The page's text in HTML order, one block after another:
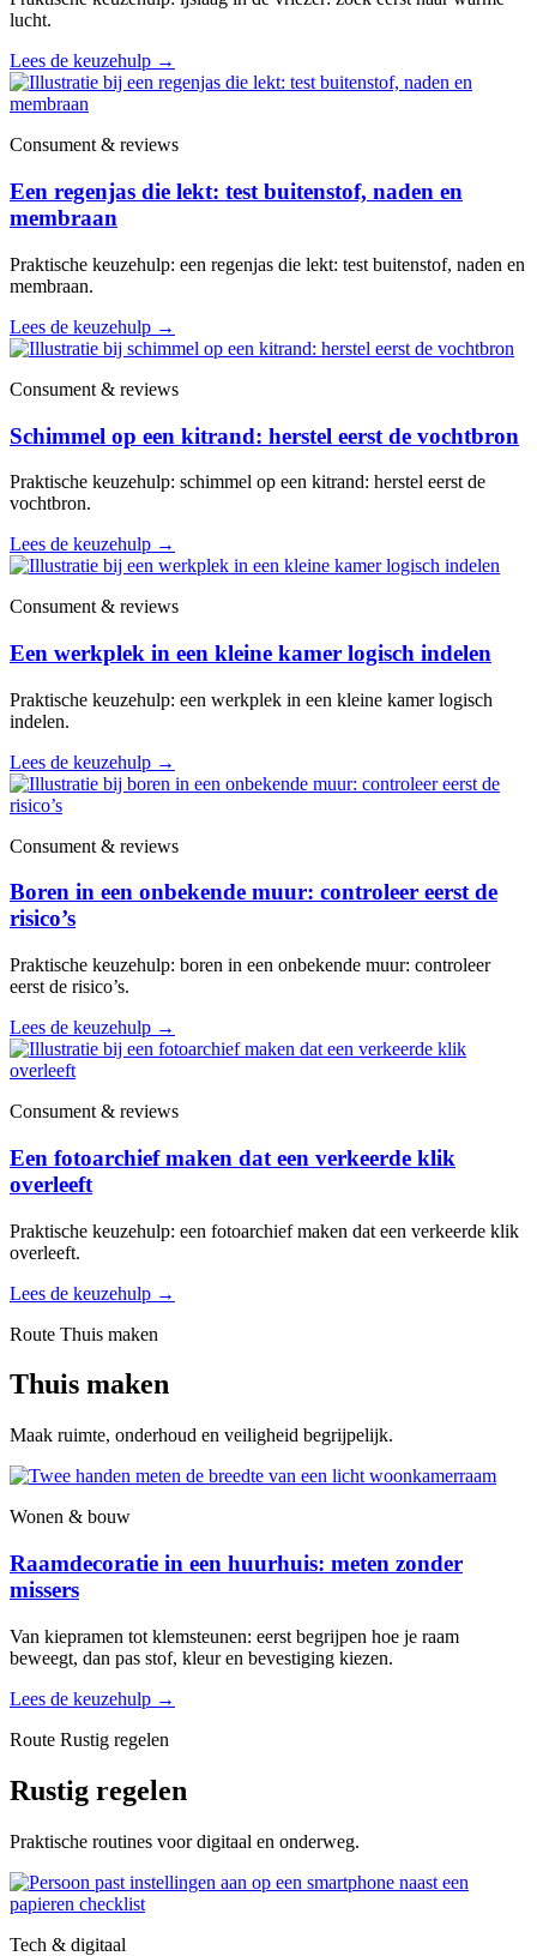
lucht.
Lees de keuzehulp →
Consument & reviews
Een regenjas die lekt: test buitenstof, naden en
membraan
Praktische keuzehulp: een regenjas die lekt: test buitenstof, naden en
membraan.
Lees de keuzehulp →
Consument & reviews
Schimmel op een kitrand: herstel eerst de vochtbron
Praktische keuzehulp: schimmel op een kitrand: herstel eerst de
vochtbron.
Lees de keuzehulp →
Consument & reviews
Een werkplek in een kleine kamer logisch indelen
Praktische keuzehulp: een werkplek in een kleine kamer logisch
indelen.
Lees de keuzehulp →
Consument & reviews
Boren in een onbekende muur: controleer eerst de
risico’s
Praktische keuzehulp: boren in een onbekende muur: controleer
eerst de risico’s.
Lees de keuzehulp →
Consument & reviews
Een fotoarchief maken dat een verkeerde klik
overleeft
Praktische keuzehulp: een fotoarchief maken dat een verkeerde klik
overleeft.
Lees de keuzehulp →
Route Thuis maken
Thuis maken
Maak ruimte, onderhoud en veiligheid begrijpelijk.
Wonen & bouw
Raamdecoratie in een huurhuis: meten zonder
missers
Van kiepramen tot klemsteunen: eerst begrijpen hoe je raam
beweegt, dan pas stof, kleur en bevestiging kiezen.
Lees de keuzehulp →
Route Rustig regelen
Rustig regelen
Praktische routines voor digitaal en onderweg.
Tech & digitaal